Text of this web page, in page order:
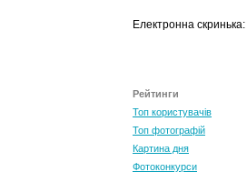
ТОП 100 за травень 2026
Електронна скринька:
Рейтинги
Топ користувачів
Топ фотографій
Картина дня
Фотоконкурси